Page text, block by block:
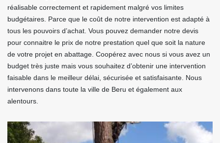
réalisable correctement et rapidement malgré vos limites
budgétaires. Parce que le coût de notre intervention est adapté à
tous les pouvoirs d’achat. Vous pouvez demander notre devis
pour connaitre le prix de notre prestation quel que soit la nature
de votre projet en abattage. Coopérez avec nous si vous avez un
budget très juste mais vous souhaitez d’obtenir une intervention
faisable dans le meilleur délai, sécurisée et satisfaisante. Nous
intervenons dans toute la ville de Beru et également aux
alentours.